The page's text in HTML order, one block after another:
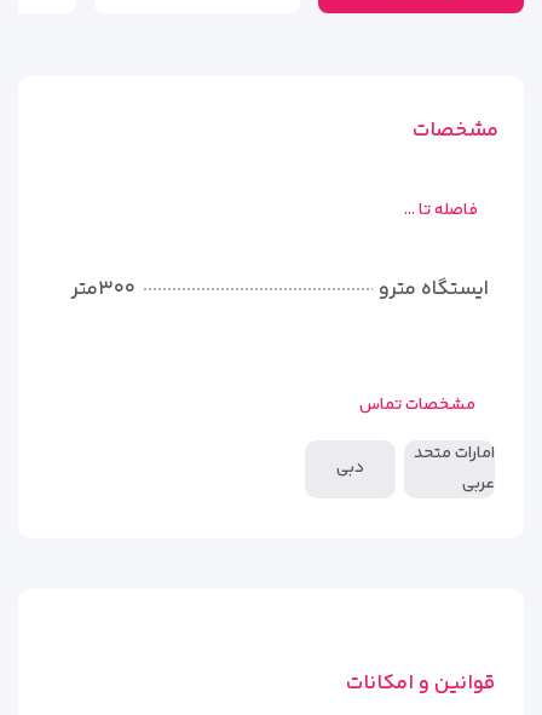
مشخصات
فاصله تا ...
ایستگاه مترو ۳۰۰متر
مشخصات تماس
امارات متحد
عربی
دبی
قوانین و امکانات